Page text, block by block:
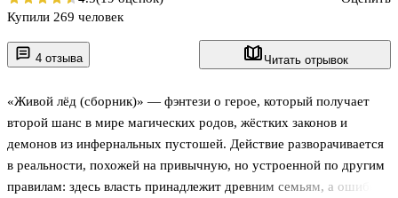
4 отзыва Читать отрывок
«Живой лёд (сборник)» — фэнтези о герое, который получает
второй шанс в мире магических родов, жёстких законов и
демонов из инфернальных пустошей. Действие разворачивается
в реальности, похожей на привычную, но устроенной по другим
правилам: здесь власть принадлежит древним семьям, а ошибка
Купили 269 человек